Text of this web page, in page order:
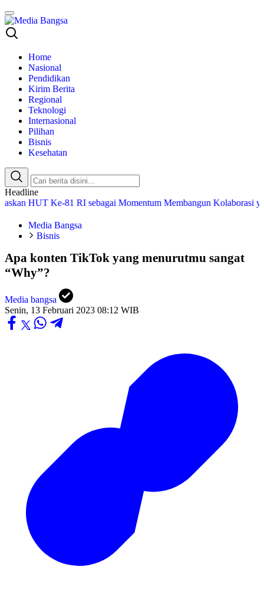
Media Bangsa
Portal Berita Nasional Terpercaya
Home
Nasional
Pendidikan
Kirim Berita
Regional
Teknologi
Internasional
Pilihan
Bisnis
Kesehatan
Headline
Ke-81 RI sebagai Momentum Membangun Kolaborasi yang
Media Bangsa
Bisnis
Apa konten TikTok yang menurutmu sangat
“Why”?
Media bangsa
Senin, 13 Februari 2023 08:12 WIB